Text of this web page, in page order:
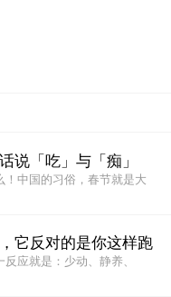
说「吃」与「痴」
！中国的习俗，春节就是大
它反对的是你这样跑
应就是：少动、静养、